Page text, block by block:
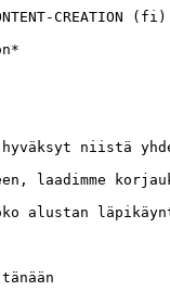
CREATION (fi)
niistä
laadimme
alustan